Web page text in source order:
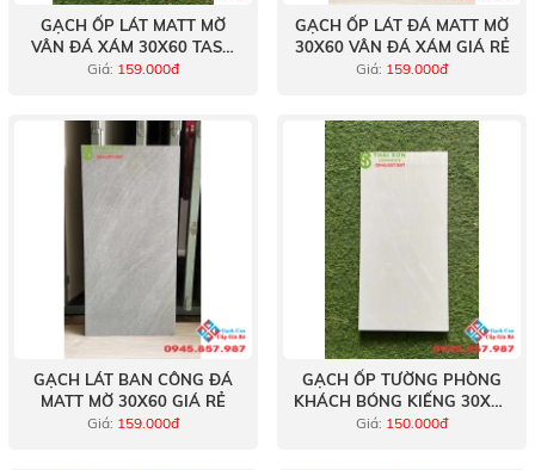
GẠCH ỐP LÁT MATT MỜ
VÂN ĐÁ XÁM 30X60 TASA
GIÁ RẺ
Giá: 159.000đ
GẠCH ỐP LÁT ĐÁ MATT MỜ
30X60 VÂN ĐÁ XÁM GIÁ RẺ
Giá: 159.000đ
GẠCH LÁT BAN CÔNG ĐÁ
MATT MỜ 30X60 GIÁ RẺ
Giá: 159.000đ
GẠCH ỐP TƯỜNG PHÒNG
KHÁCH BÓNG KIẾNG 30X60
GIÁ TỐT
Giá: 150.000đ